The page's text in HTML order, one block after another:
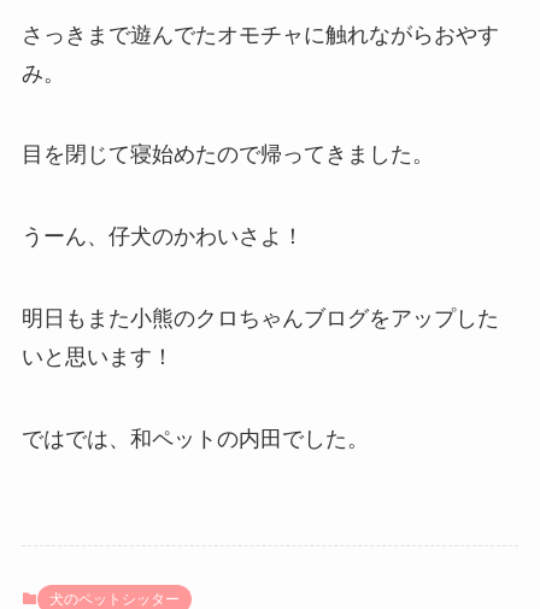
さっきまで遊んでたオモチャに触れながらおやす
み。
目を閉じて寝始めたので帰ってきました。
うーん、仔犬のかわいさよ！
明日もまた小熊のクロちゃんブログをアップした
いと思います！
ではでは、和ペットの内田でした。
犬のペットシッター